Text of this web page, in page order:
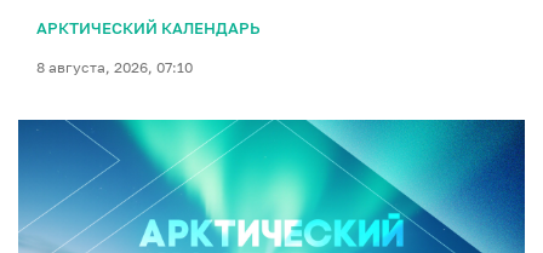
АРКТИЧЕСКИЙ КАЛЕНДАРЬ
8 августа, 2026, 07:10